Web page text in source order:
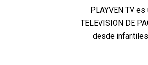
PLAYVEN TV
TELEVISION DE
desde